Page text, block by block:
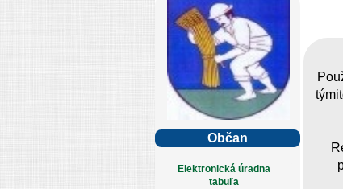
Občan
Elektronická úradna
tabuľa